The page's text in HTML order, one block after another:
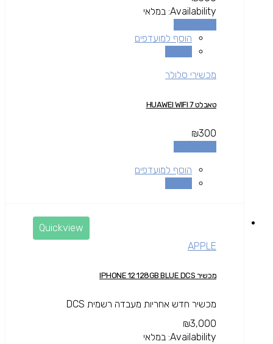
Availability: במלאי
הוסף למועדפים
מכשירי סלולר
טאבלט HUAWEI WIFI 7
₪300
הוסף למועדפים
Quickview
APPLE
מכשיר IPHONE 12 128GB BLUE DCS
מכשיר חדש אחריות מעבדה רשמית DCS
₪3,000
Availability: במלאי